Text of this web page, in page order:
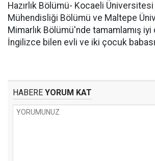
Hazırlık Bölümü- Kocaeli
Mühendisliği Bölümü ve Maltepe
Mimarlık Bölümü'nde tamamlamış
İngilizce bilen evli ve iki çocuk
HABERE YORUM KAT